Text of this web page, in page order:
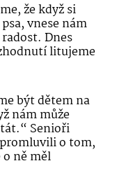
že když si
vnese nám
Dnes
litujeme
být dětem na
nám může
Senioři
o tom,
o ně měl